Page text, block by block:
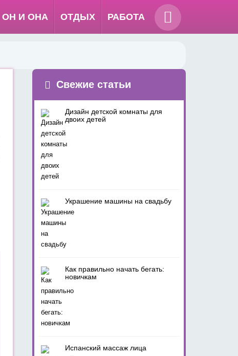
ОН И ОНА ОТДЫХ РАБОТА
Свежие статьи
Дизайн детской комнаты для
двоих детей
Украшение машины на свадьбу
Как правильно начать бегать:
новичкам
Испанский массаж лица